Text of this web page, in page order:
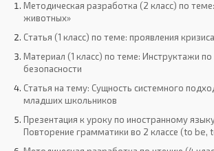
Методическая разработка (2 класс) по
животных»
Статья (1 класс) по теме: проявления
Материал (1 класс) по теме: Инструктажи по
безопасности
Статья на тему: Сущность системного
младших школьников
Презентация к уроку по иностранному
Повторение грамматики во 2 классе (to be,